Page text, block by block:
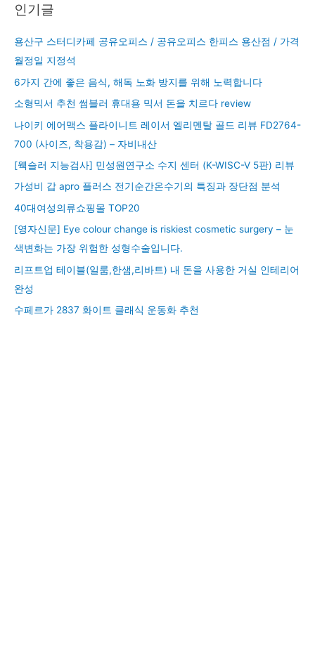
인기글
용산구 스터디카페 공유오피스 / 공유오피스 한피스 용산점 / 가격
월정일 지정석
6가지 간에 좋은 음식, 해독 노화 방지를 위해 노력합니다
소형믹서 추천 썸블러 휴대용 믹서 돈을 치르다 review
나이키 에어맥스 플라이니트 레이서 엘리멘탈 골드 리뷰 FD2764-
700 (사이즈, 착용감) – 자비내산
[웩슬러 지능검사] 민성원연구소 수지 센터 (K-WISC-V 5판) 리뷰
가성비 갑 apro 플러스 전기순간온수기의 특징과 장단점 분석
40대여성의류쇼핑몰 TOP20
[영자신문] Eye colour change is riskiest cosmetic surgery – 눈
색변화는 가장 위험한 성형수술입니다.
리프트업 테이블(일룸,한샘,리바트) 내 돈을 사용한 거실 인테리어
완성
수페르가 2837 화이트 클래식 운동화 추천